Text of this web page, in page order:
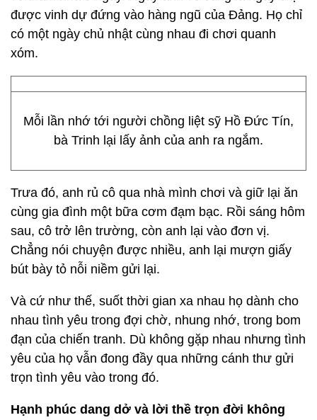
được vinh dự đứng vào hàng ngũ của Đảng. Họ chỉ
có một ngày chủ nhật cùng nhau đi chơi quanh
xóm.
Mỗi lần nhớ tới người chồng liệt sỹ Hồ Đức Tín,
bà Trinh lại lấy ảnh của anh ra ngắm.
Trưa đó, anh rủ cô qua nhà mình chơi và giữ lại ăn
cùng gia đình một bữa cơm đạm bạc. Rồi sáng hôm
sau, cô trở lên trường, còn anh lại vào đơn vị.
Chẳng nói chuyện được nhiều, anh lại mượn giấy
bút bày tỏ nỗi niềm gửi lại.
Và cứ như thế, suốt thời gian xa nhau họ dành cho
nhau tình yêu trong đợi chờ, nhung nhớ, trong bom
đạn của chiến tranh. Dù không gặp nhau nhưng tình
yêu của họ vẫn đong đầy qua những cánh thư gửi
trọn tình yêu vào trong đó.
Hạnh phúc dang dở và lời thề trọn đời không